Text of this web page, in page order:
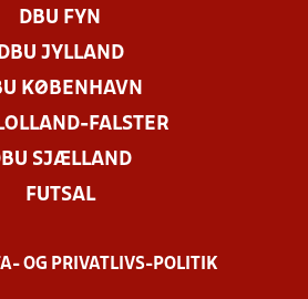
DBU FYN
DBU JYLLAND
KØBENHAVN
FALSTER
SJÆLLAND
FUTSAL
OG PRIVATLIVS-POLITIK